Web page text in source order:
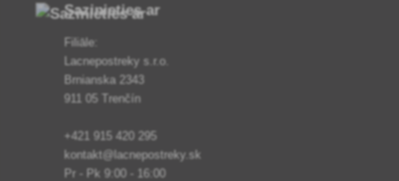
Sazinieties ar
Filiāle:
Lacnepostreky s.r.o.
Brnianska 2343
911 05 Trenčín
+421 915 420 295
kontakt@lacnepostreky.sk
Pr - Pk 9:00 - 16:00